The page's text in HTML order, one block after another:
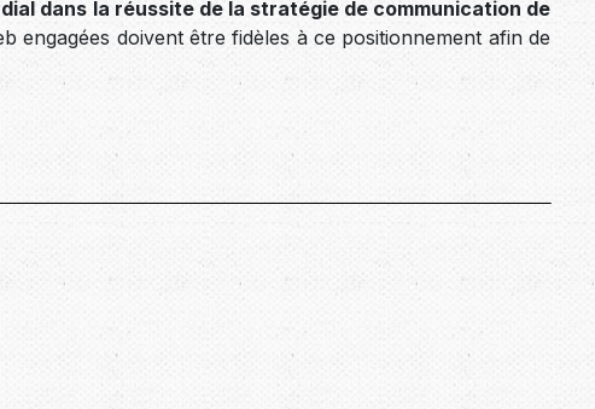
dans la réussite de la stratégie de communication de
engagées doivent être fidèles à ce positionnement afin de